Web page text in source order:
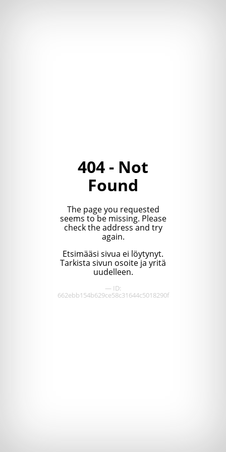
404 - Not
Found
The page you requested
seems to be missing. Please
check the address and try
again.
Etsimääsi sivua ei löytynyt.
Tarkista sivun osoite ja yritä
uudelleen.
— ID:
662ebb154b629ce58c31644c5018290f